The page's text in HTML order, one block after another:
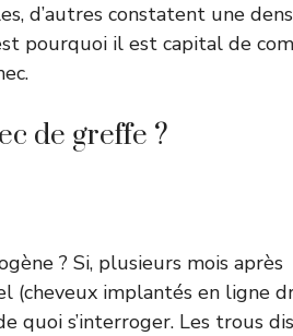
d’autres constatent une
pourquoi il est capital de
de greffe ?
? Si, plusieurs mois après
(cheveux implantés en ligne
quoi s’interroger. Les trous